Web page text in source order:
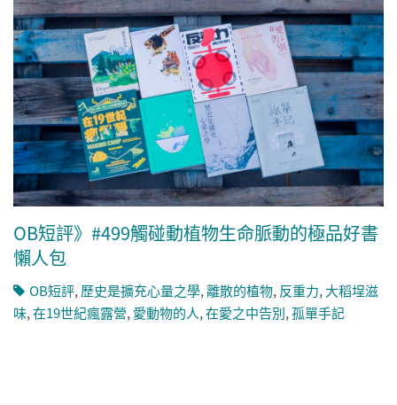
OB短評》#499觸碰動植物生命脈動的極品好書
懶人包
OB短評, 歷史是擴充心量之學,離散的植物, 反重力, 大稻埕滋
味,在19世紀瘋露營, 愛動物的人,在愛之中告別,孤單手記